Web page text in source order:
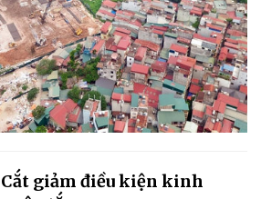
Cắt giảm điều kiện kinh